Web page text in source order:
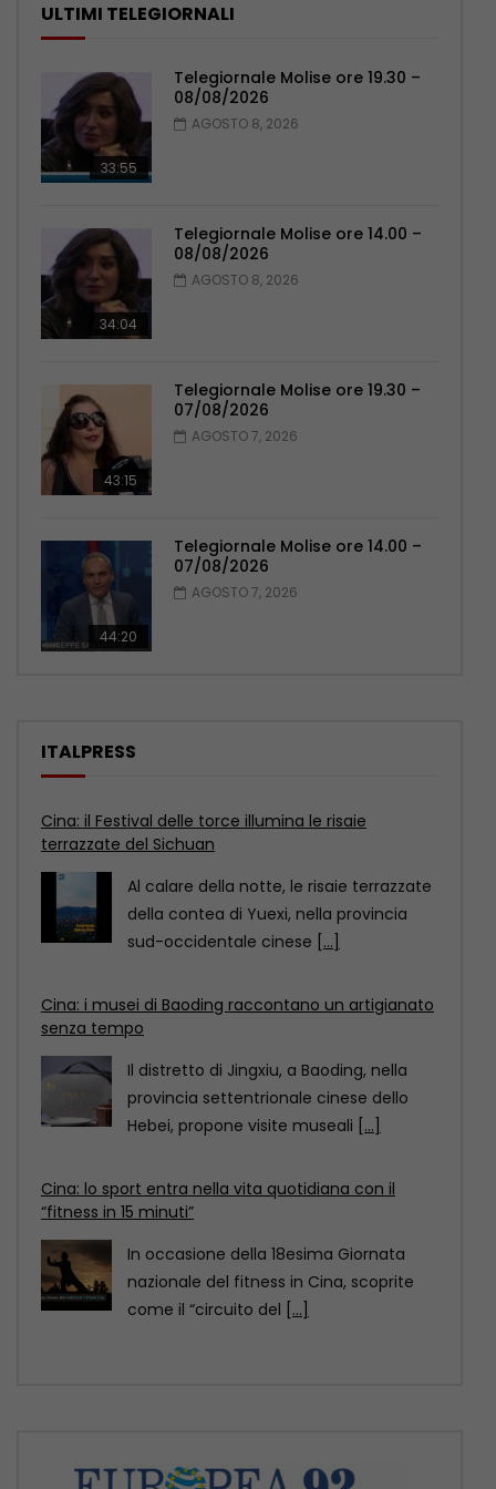
ULTIMI TELEGIORNALI
33:55
Telegiornale Molise ore 19.30 –
08/08/2026
AGOSTO 8, 2026
34:04
Telegiornale Molise ore 14.00 –
08/08/2026
AGOSTO 8, 2026
43:15
Telegiornale Molise ore 19.30 –
07/08/2026
AGOSTO 7, 2026
44:20
Telegiornale Molise ore 14.00 –
07/08/2026
AGOSTO 7, 2026
ITALPRESS
Cina: i musei di Baoding raccontano un artigianato
senza tempo
Il distretto di Jingxiu, a Baoding, nella
provincia settentrionale cinese dello
Hebei, propone visite museali
Cina: lo sport entra nella vita quotidiana con il
“fitness in 15 minuti”
In occasione della 18esima Giornata
nazionale del fitness in Cina, scoprite
come il “circuito del[...]
Cina: il Festival delle torce illumina le risaie
terrazzate del Sichuan
Al calare della notte, le risaie terrazzate
della contea di Yuexi, nella provincia
sud-occidentale cinese